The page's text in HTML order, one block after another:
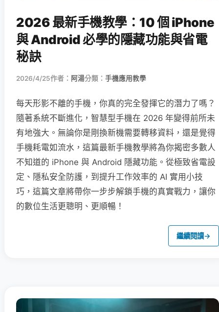
2026 最新手機教學：10 個 iPhone
與 Android 必學的隱藏功能與省電
秘訣
2026/4/25作者： 阿湯分類： 手機應用教學
每天形影不離的手機，你真的完全發揮它的潛力了嗎？
隨著系統不斷進化，智慧型手機在 2026 年變得前所未
有地強大。無論你是剛換新機需要轉移資料，還是覺得
手機耗電如流水，這篇最新手機教學將為你揭密多數人
不知道的 iPhone 與 Android 隱藏功能。從極致省電設
定、隱私安全防護，到提升工作效率的 AI 實用小技
巧，這篇文章將帶你一步步解鎖手機的真實戰力，讓你
的數位生活更聰明、更順暢！
繼續閱讀→